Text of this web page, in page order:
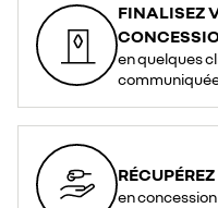
FINALISEZ
en quelques
en concession